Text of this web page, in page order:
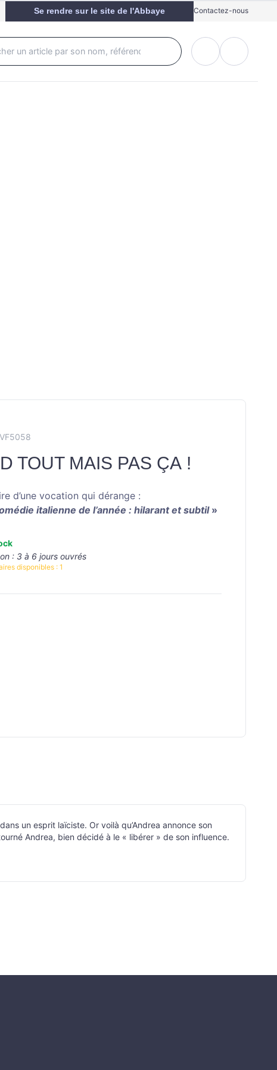
Se rendre sur le site de l'Abbaye Contactez-nous
TOUT MAIS PAS ÇA !
d’une vocation qui dérange :
italienne de l’année : hilarant et subtil»
: 3 à 6 jours ouvrés
disponibles :1
un esprit laïciste. Or voilà qu’Andrea annonce son
Andrea, bien décidé à le « libérer » de son influence.